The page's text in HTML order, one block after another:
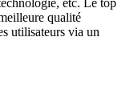
etc. Le top
qualité
utilisateurs via un